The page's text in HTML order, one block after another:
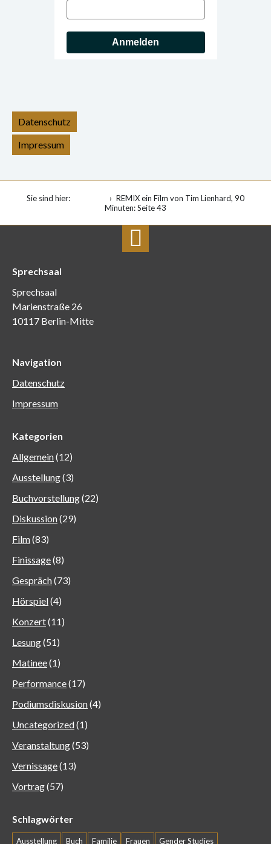
Anmelden
Datenschutz
Impressum
Sie sind hier:
REMIX ein Film von Tim Lienhard, 90
Minuten: Seite 43
Sprechsaal
Sprechsaal
Marienstraße 26
10117 Berlin-Mitte
Navigation
Datenschutz
Impressum
Kategorien
Allgemein(12)
Ausstellung(3)
Buchvorstellung(22)
Diskussion(29)
Film(83)
Finissage(8)
Gespräch(73)
Hörspiel(4)
Konzert(11)
Lesung(51)
Matinee(1)
Performance(17)
Podiumsdiskusion(4)
Uncategorized(1)
Veranstaltung(53)
Vernissage(13)
Vortrag(57)
Schlagwörter
Ausstellung Buch Familie Frauen Gender Studies